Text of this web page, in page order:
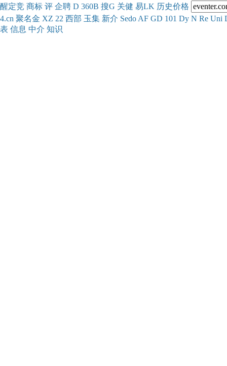
醒定竞 商标 评 企聘 D 360B 搜G 关健 易LK 历史价格
4.cn 聚名金 XZ 22 西部 玉集 新介 Sedo AF GD 101 Dy N Re Uni
表 信息 中介 知识